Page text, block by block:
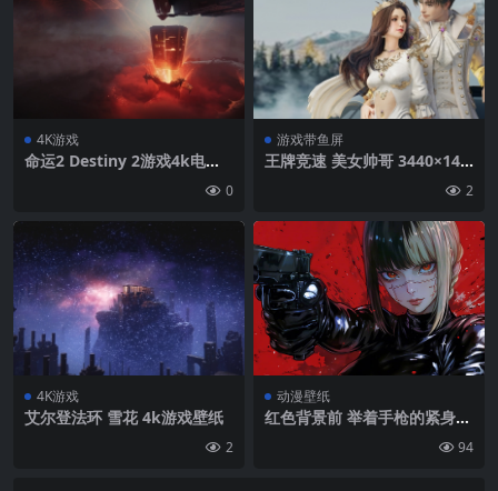
4K游戏
命运2 Destiny 2游戏4k电脑
0
游戏带鱼屏
王牌竞速 美女帅哥 3440×144
2
4K游戏
艾尔登法环 雪花 4k游戏壁纸
2
动漫壁纸
红色背景前 举着手枪的紧身黑
94